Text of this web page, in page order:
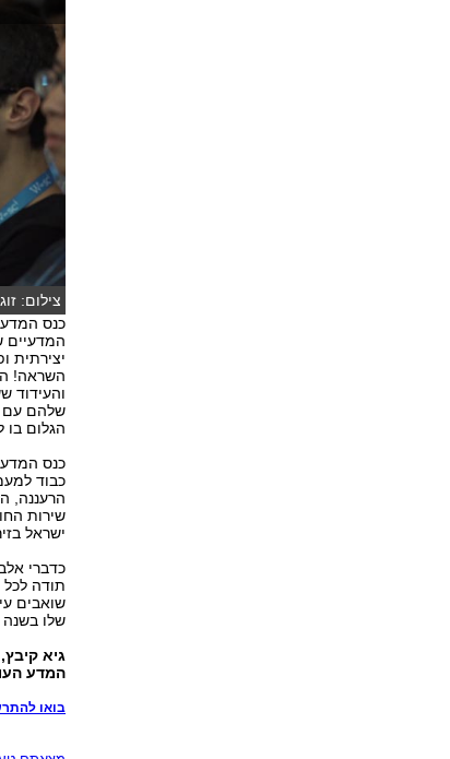
צילום:
כנס
המדעיים
יצירתית
השראה!
והעידוד
שלהם עם
הגלום בו
כנס המדע
כבוד
הרעננה,
שירות
ישראל
כדברי
תודה לכל
שלו בשנה
גיא
המדע
בואו